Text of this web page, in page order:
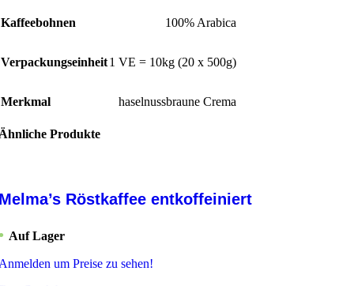
Kaffeebohnen 100% Arabica
Verpackungseinheit1 VE = 10kg (20 x 500g)
Merkmal haselnussbraune Crema
Produkte
Röstkaffee entkoffeiniert
Auf Lager
um Preise zu sehen!